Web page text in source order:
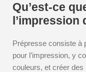
Qu’est-ce
l’impression
Prépresse consiste à
pour l’impression, y
couleurs, et créer des